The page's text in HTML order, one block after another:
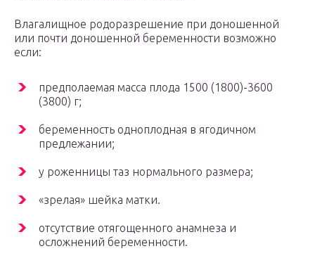
Влагалищное родоразрешение при доношенной
или почти доношенной беременности возможно
если:
предполаемая масса плода 1500 (1800)-3600
(3800) г;
беременность одноплодная в ягодичном
предлежании;
у роженницы таз нормального размера;
«зрелая» шейка матки.
отсутствие отягощенного анамнеза и
осложнений беременности.